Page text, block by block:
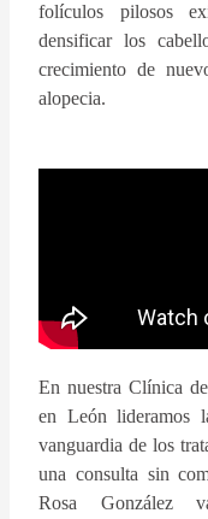
folículos pilosos
densificar los
crecimiento de
alopecia.
En nuestra Clínica
en León lideramos
vanguardia de los
una consulta sin
Rosa González